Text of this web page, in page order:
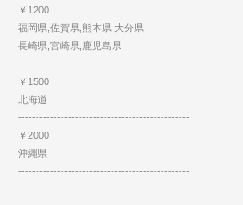
￥1200
福岡県,佐賀県,熊本県,大分県
長崎県,宮崎県,鹿児島県
------------------------------------------------
￥1500
北海道
------------------------------------------------
￥2000
沖縄県
------------------------------------------------